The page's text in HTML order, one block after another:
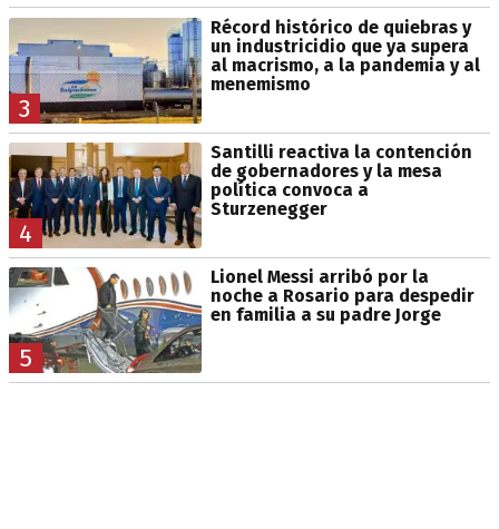
3
Récord histórico de quiebras y
un industricidio que ya supera
al macrismo, a la pandemia y al
menemismo
4
Santilli reactiva la contención
de gobernadores y la mesa
política convoca a
Sturzenegger
5
Lionel Messi arribó por la
noche a Rosario para despedir
en familia a su padre Jorge